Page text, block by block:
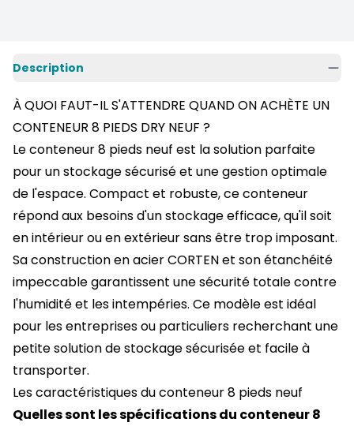
Description
À QUOI FAUT-IL S'ATTENDRE QUAND ON ACHÈTE UN
CONTENEUR 8 PIEDS DRY NEUF ?
Le conteneur 8 pieds neuf est la solution parfaite
pour un stockage sécurisé et une gestion optimale
de l'espace. Compact et robuste, ce conteneur
répond aux besoins d'un stockage efficace, qu'il soit
en intérieur ou en extérieur sans être trop imposant.
Sa construction en acier CORTEN et son étanchéité
impeccable garantissent une sécurité totale contre
l'humidité et les intempéries. Ce modèle est idéal
pour les entreprises ou particuliers recherchant une
petite solution de stockage sécurisée et facile à
transporter.
Les caractéristiques du conteneur 8 pieds neuf
Quelles sont les spécifications du conteneur 8